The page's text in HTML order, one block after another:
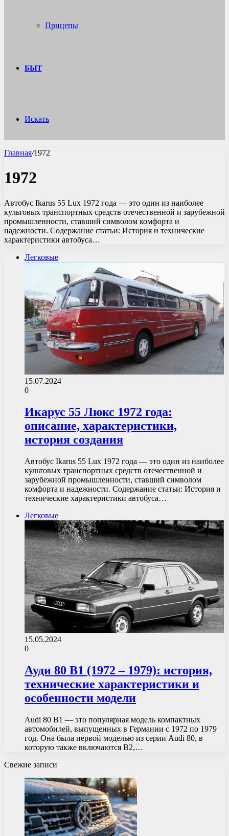
Прицепы
БЫТ
Искать
Главная/1972
1972
Автобус Ikarus 55 Lux 1972 года — это один из наиболее
культовых транспортных средств отечественной и зарубежной
промышленности, ставший символом комфорта и
надежности. Содержание статьи: История и технические
характеристики автобуса…
Легковые
15.07.2024
0
Икарус 55 Люкс 1972 года:
описание, характеристики,
история создания
Автобус Ikarus 55 Lux 1972 года — это один из наиболее
культовых транспортных средств отечественной и
зарубежной промышленности, ставший символом
комфорта и надежности. Содержание статьи: История и
технические характеристики автобуса…
Легковые
15.05.2024
0
Ауди 80 B1 (1972 – 1979): история,
технические характеристики и
особенности модели
Audi 80 B1 — это популярная модель компактных
автомобилей, выпущенных в Германии с 1972 по 1979
год. Она была первой моделью из серии Audi 80, в
которую также включаются B2,…
Свежие записи